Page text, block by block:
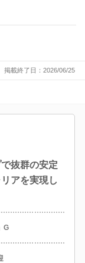
掲載終了日：2026/06/25
抜群の安定
アを実現し
G